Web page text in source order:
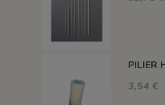
3,54 €